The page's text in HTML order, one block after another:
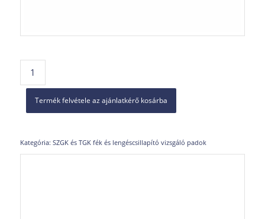
Termék felvétele az ajánlatkérő kosárba
Kategória: SZGK és TGK fék és lengéscsillapító vizsgáló padok